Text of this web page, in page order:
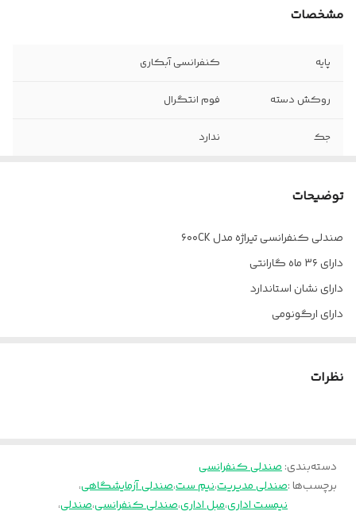
مشخصات
پایه کنفرانسی آبکاری
روکش دسته فوم انتگرال
جک ندارد
مکانیزم
جنس روکش
توضیحات
صندلی کنفرانسی تیراژه مدل ۶۰۰CK
دارای ۳۶ ماه گارانتی
دارای نشان استاندارد
دارای ارگونومی
نظرات
دسته‌بندی:صندلی کنفرانسی
برچسب‌ها :صندلی مدیریت،نیم ست،صندلی آزمایشگاهی،
نیمست اداری،مبل اداری،صندلی کنفرانسی،صندلی،